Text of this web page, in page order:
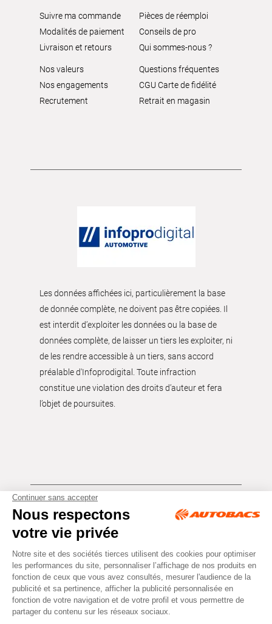
Suivre ma commande
Modalités de paiement
Livraison et retours
Pièces de réemploi
Conseils de pro
Qui sommes-nous ?
Nos valeurs
Nos engagements
Recrutement
Questions fréquentes
CGU Carte de fidélité
Retrait en magasin
Les données affichées ici, particulièrement la base
de donnée complète, ne doivent pas être copiées. Il
est interdit d’exploiter les données ou la base de
données complète, de laisser un tiers les exploiter, ni
de les rendre accessible à un tiers, sans accord
préalable d'Infoprodigital. Toute infraction
constitue une violation des droits d’auteur et fera
l’objet de poursuites.
Tous droits réservés © Autobacs
Mentions légales RGPD
Cookies CGV